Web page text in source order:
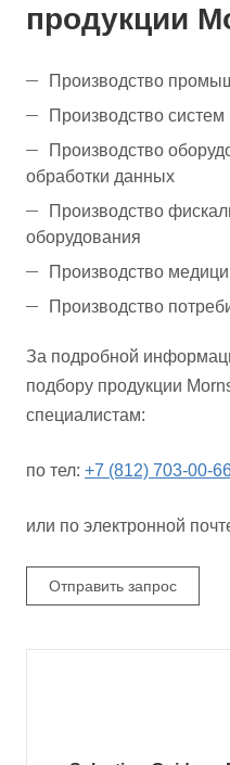
продукции
Производство
Производство систем
Производство
обработки данных
Производство
оборудования
Производство
Производство
За подробной
подбору продукции
специалистам:
по тел: +7 (812) 703-00-
или по электронной
Отправить запрос